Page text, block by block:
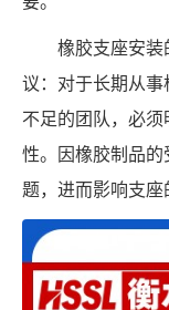
橡胶支座安装
议：对于长期从
不足的团队，必
性。因橡胶制品
题，进而影响支